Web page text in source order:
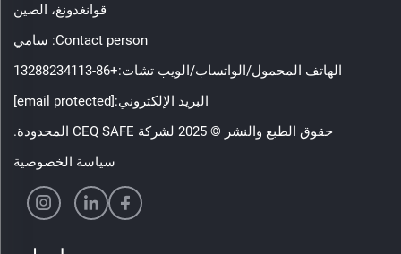
قوانغدونغ، الصين
Contact person: سامي
الهاتف المحمول/الواتساب/الويب تشات:+86-13288234113
البريد الإلكتروني:[email protected]
حقوق الطبع والنشر © 2025 لشركة CEQ SAFE المحدودة.
سياسة الخصوصية